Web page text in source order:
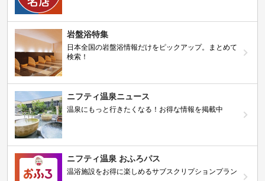
岩盤浴特集
日本全国の岩盤浴情報だけをピックアップ。まとめて
検索！
ニフティ温泉ニュース
温泉にもっと行きたくなる！お得な情報を掲載中
ニフティ温泉 おふろパス
温浴施設をお得に楽しめるサブスクリプションプラン